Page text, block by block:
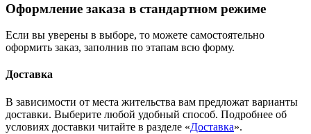
Оформление заказа в стандартном режиме
Если вы уверены в выборе, то можете самостоятельно
оформить заказ, заполнив по этапам всю форму.
Доставка
В зависимости от места жительства вам предложат варианты
доставки. Выберите любой удобный способ. Подробнее об
условиях доставки читайте в разделе «Доставка».